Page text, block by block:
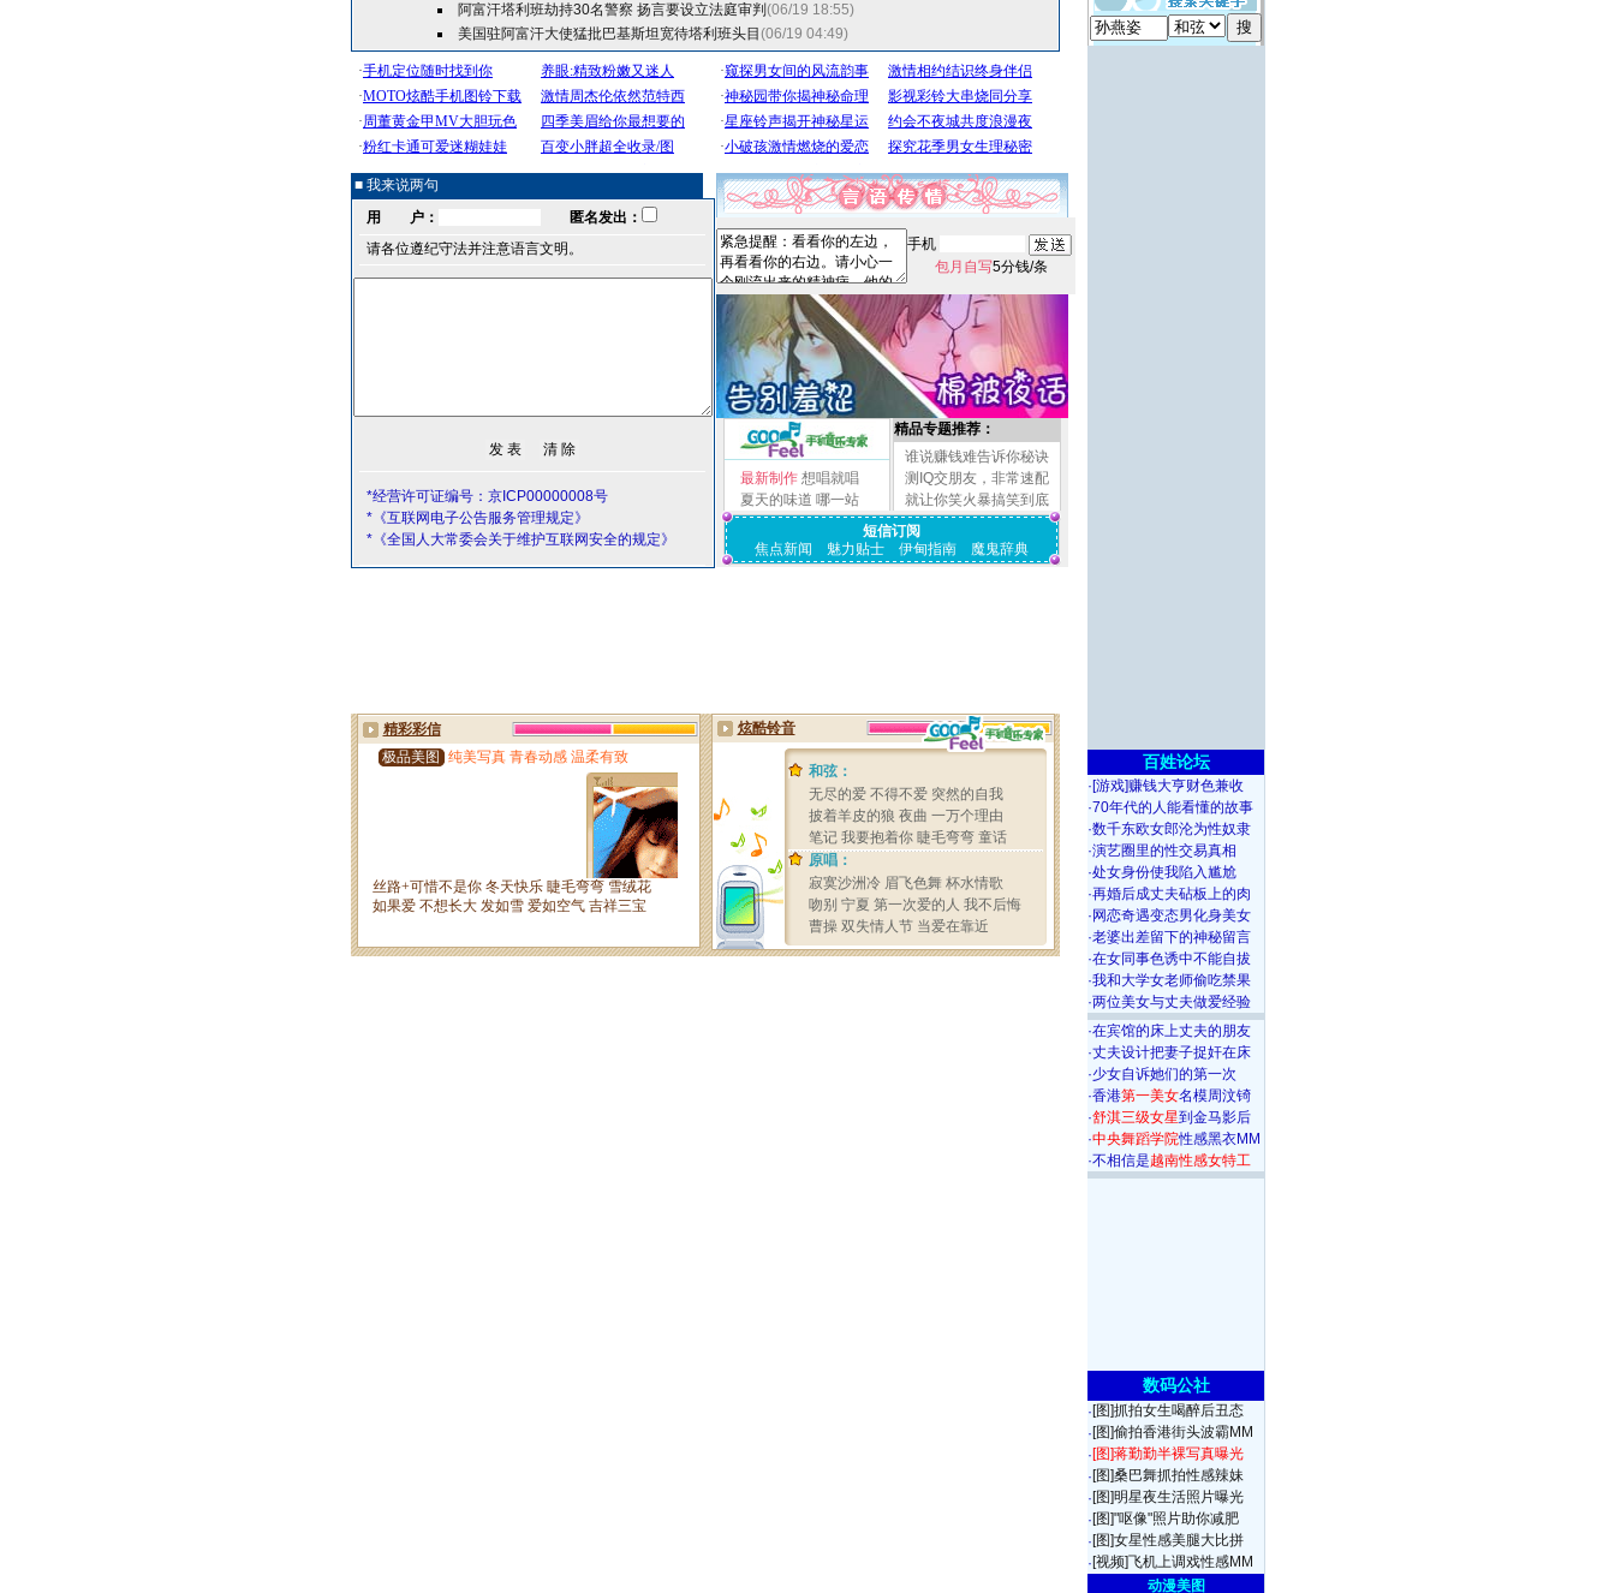
阿富汗塔利班劫持30名警察 扬言要设立法庭审判 (06/19 18:55)
美国驻阿富汗大使猛批巴基斯坦宽待塔利班头目 (06/19 04:49)
■ 我来说两句
用 户：
匿名发出：
请各位遵纪守法并注意语言文明。
*经营许可证编号：京ICP00000008号
*《互联网电子公告服务管理规定》
*《全国人大常委会关于维护互联网安全的规定》
手机
包月自写5分钱/条
最新制作 想唱就唱
夏天的味道 哪一站
精品专题推荐：
谁说赚钱难告诉你秘诀
测IQ交朋友，非常速配
就让你笑火暴搞笑到底
短信订阅
焦点新闻
魅力贴士 伊甸指南 魔鬼辞典
百姓论坛
· [游戏]赚钱大亨财色兼收
·70年代的人能看懂的故事
·数千东欧女郎沦为性奴隶
·演艺圈里的性交易真相
·处女身份使我陷入尴尬
·再婚后成丈夫砧板上的肉
· 网恋奇遇变态男化身美女
·老婆出差留下的神秘留言
·在女同事色诱中不能自拔
·我和大学女老师偷吃禁果
·两位美女与丈夫做爱经验
·在宾馆的床上丈夫的朋友
·丈夫设计把妻子捉奸在床
·少女自诉她们的第一次
·香港第一美女名模周汶锜
·舒淇三级女星到金马影后
·中央舞蹈学院性感黑衣MM
·不相信是越南性感女特工
数码公社
· [图]抓拍女生喝醉后丑态
· [图]偷拍香港街头波霸MM
·[图]蒋勤勤半裸写真曝光
· [图]桑巴舞抓拍性感辣妹
· [图]明星夜生活照片曝光
· [图]"呕像"照片助你减肥
· [图]女星性感美腿大比拼
· [视频]飞机上调戏性感MM
动漫美图